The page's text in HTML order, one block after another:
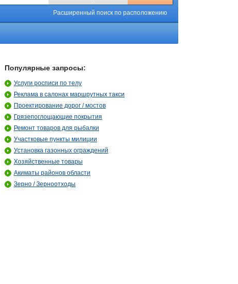
Расширенный поиск по расположению
Популярные запросы:
Услуги росписи по телу
Реклама в салонах маршрутных такси
Проектирование дорог / мостов
Грязепоглощающие покрытия
Ремонт товаров для рыбалки
Участковые пункты милиции
Установка газонных ограждений
Хозяйственные товары
Акиматы районов области
Зерно / Зерноотходы